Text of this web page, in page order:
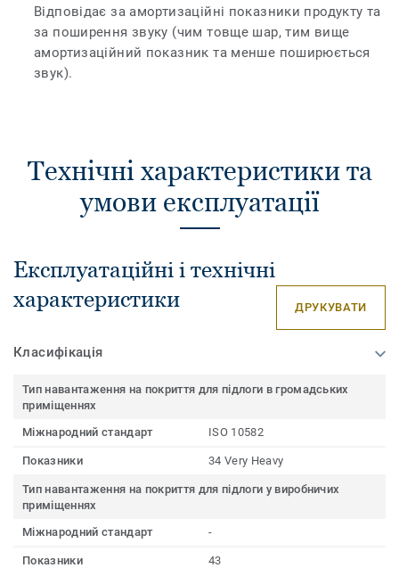
Відповідає за амортизаційні показники продукту та
за поширення звуку (чим товще шар, тим вище
амортизаційний показник та менше поширюється
звук).
Технічні характеристики та
умови експлуатації
Експлуатаційні і технічні
характеристики
ДРУКУВАТИ
Класифікація
Тип навантаження на покриття для підлоги в громадських
приміщеннях
Міжнародний стандарт
ISO 10582
Показники 34 Very Heavy
Тип навантаження на покриття для підлоги у виробничих
приміщеннях
Міжнародний стандарт
-
Показники 43